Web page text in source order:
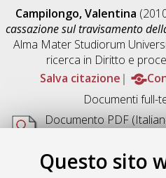
Questo sito
Campilongo, Valentina
cassazione sul travisamento
Alma Mater Studiorum
ricerca in Diritto e
Salva citazione
Documenti full-
Documento PDF
Acrobat Reader
Download (1MB)